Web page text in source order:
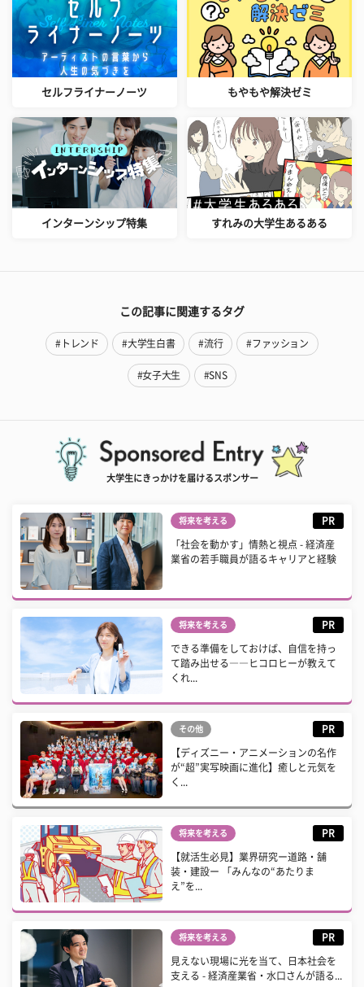
セルフライナーノーツ もやもや解決ゼミ
インターンシップ特集 すれみの大学生あるある
この記事に関連するタグ
#トレンド #大学生白書 #流行 #ファッション
#女子大生 #SNS
大学生にきっかけを届けるスポンサー
将来を考える PR
「社会を動かす」情熱と視点 - 経済産
業省の若手職員が語るキャリアと経験
将来を考える PR
できる準備をしておけば、自信を持っ
て踏み出せる――ヒコロヒーが教えて
くれ...
その他 PR
【ディズニー・アニメーションの名作
が“超”実写映画に進化】癒しと元気を
く...
将来を考える PR
【就活生必見】業界研究ー道路・舗
装・建設ー 「みんなの“あたりま
え”を...
将来を考える PR
見えない現場に光を当て、日本社会を
支える - 経済産業省・水口さんが語る...